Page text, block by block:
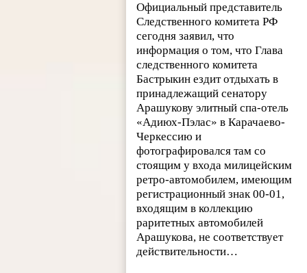
Официальный представитель
Следственного комитета РФ
сегодня заявил, что
информация о том, что Глава
следственного комитета
Бастрыкин ездит отдыхать в
принадлежащий сенатору
Арашукову элитный спа-отель
«Адиюх-Пэлас» в Карачаево-
Черкессию и
фотографировался там со
стоящим у входа милицейским
ретро-автомобилем, имеющим
регистрационный знак 00-01,
входящим в коллекцию
раритетных автомобилей
Арашукова, не соответствует
действительности…